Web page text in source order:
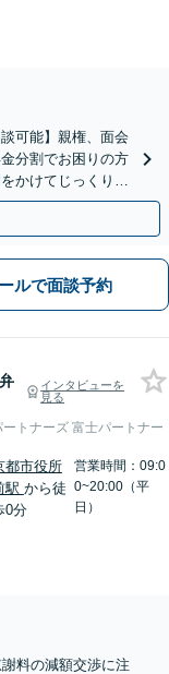
可能】親権、面会
分割でお困りの方
かけてじっくりと
します。
ルで面談予約
弁
インタビューを
見る
トナーズ 富士パートナー
都市役所
駅 から徒
0分
営業時間：09:0
0~20:00（平
日）
料の減額交渉に注